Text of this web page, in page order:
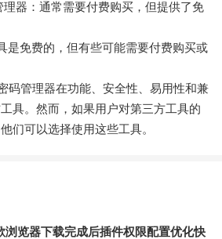
理器：通常需要付费购买，但提供了免
是免费的，但有些可能需要付费购买或
码管理器在功能、安全性、易用性和兼
具。然而，如果用户对第三方工具的
们可以选择使用这些工具。
浏览器下载完成后插件权限配置优化快